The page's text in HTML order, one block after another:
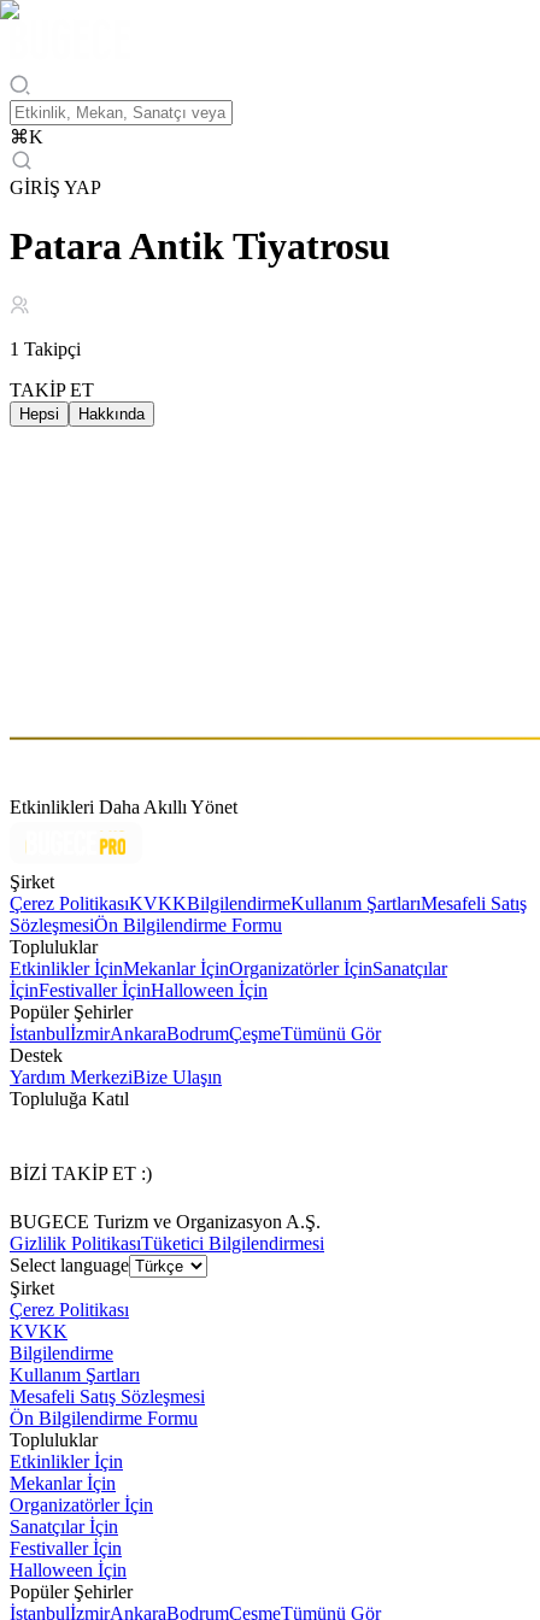
⌘K
GİRİŞ YAP
Patara Antik Tiyatrosu
1 Takipçi
TAKİP ET
Hepsi Hakkında
Etkinlikleri Daha Akıllı Yönet
Şirket
Çerez PolitikasıKVKKBilgilendirmeKullanım ŞartlarıMesafeli Satış
SözleşmesiÖn Bilgilendirme Formu
Topluluklar
Etkinlikler İçinMekanlar İçinOrganizatörler İçinSanatçılar
İçinFestivaller İçinHalloween İçin
Popüler Şehirler
İstanbulİzmirAnkaraBodrumÇeşmeTümünü Gör
Destek
Yardım MerkeziBize Ulaşın
Topluluğa Katıl
BİZİ TAKİP ET :)
BUGECE Turizm ve Organizasyon A.Ş.
Gizlilik PolitikasıTüketici Bilgilendirmesi
Select language
Şirket
Çerez Politikası
KVKK
Bilgilendirme
Kullanım Şartları
Mesafeli Satış Sözleşmesi
Ön Bilgilendirme Formu
Topluluklar
Etkinlikler İçin
Mekanlar İçin
Organizatörler İçin
Sanatçılar İçin
Festivaller İçin
Halloween İçin
Popüler Şehirler
İstanbulİzmirAnkaraBodrumÇeşmeTümünü Gör